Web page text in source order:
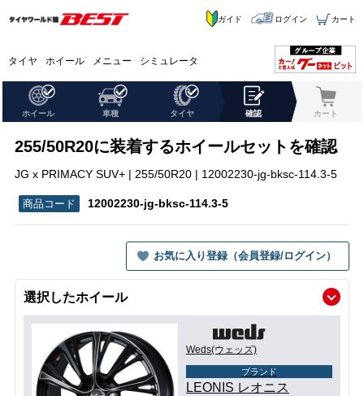
タイヤ ホイール メニュー シミュレータ
ガイド ログイン カート
ホイール 車種 タイヤ 確認 カート
255/50R20に装着するホイールセットを確認
JG x PRIMACY SUV+ | 255/50R20 | 12002230-jg-bksc-114.3-5
12002230-jg-bksc-114.3-5
お気に入り登録（会員登録/ログイン）
選択したホイール
Weds(ウェッズ)
ブランド
LEONIS レオニス